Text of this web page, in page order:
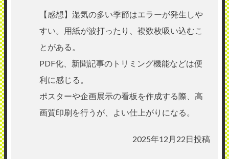
【感想】湿気の多い季節はエラーが発生しや
すい。用紙が波打ったり、複数枚吸い込むこ
とがある。
PDF化、新聞記事のトリミング機能などは便
利に感じる。
ポスターや企画展示の看板を作成する際、高
画質印刷を行うが、よい仕上がりになる。
2025年12月22日投稿